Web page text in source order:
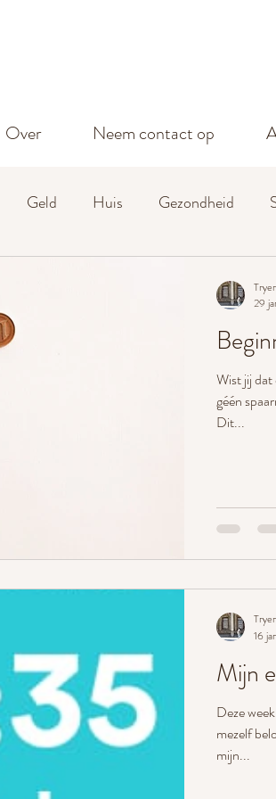
Over Neem contact op
Geld Huis Gezondheid
Wist jij dat
géén
Dit...
29
Mijn
Deze
mezelf
mijn...
16